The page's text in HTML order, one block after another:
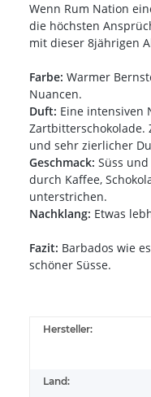
Wenn Rum Nation
die höchsten
mit dieser 8jährigen
Farbe: Warmer
Nuancen.
Duft: Eine intensiven
und sehr zierlicher
Geschmack: Süss
durch Kaffee,
unterstrichen.
Nachklang: Etwas
Fazit: Barbados wie
schöner Süsse.
Hersteller:
Land: